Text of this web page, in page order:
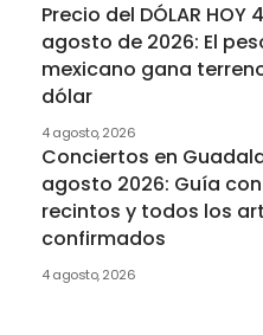
Precio del DÓLAR HOY
agosto de 2026: El
mexicano gana
dólar
4 agosto, 2026
Conciertos en
agosto 2026: Guía
recintos y todos los
confirmados
4 agosto, 2026